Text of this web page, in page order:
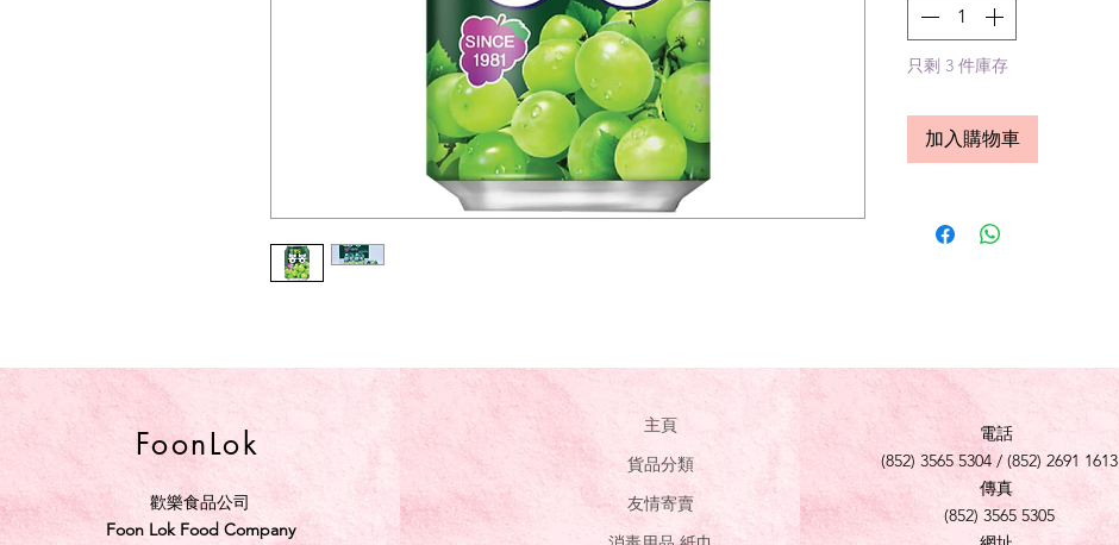
只剩 3 件庫存
加入購物車
FoonLok
歡樂食品公司
Foon Lok Food Company
主頁
貨品分類
友情寄賣
電話
(852) 3565 5304 / (852) 2691 1613
傳真
(852) 3565 5305